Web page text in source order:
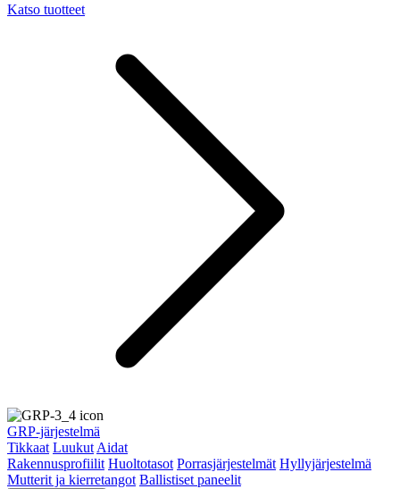
Katso tuotteet
GRP-järjestelmä
Tikkaat Luukut Aidat
Rakennusprofiilit Huoltotasot Porrasjärjestelmät Hyllyjärjestelmä
Mutterit ja kierretangot Ballistiset paneelit